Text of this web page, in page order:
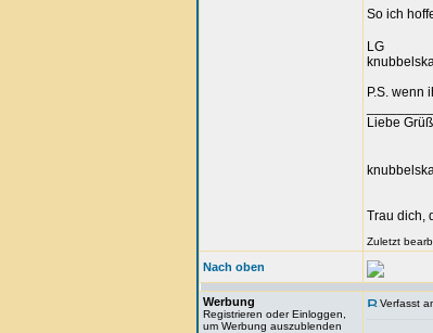
So ich
LG
P.S. wenn
Liebe
Trau dich,
Zuletzt
Nach oben
Werbung
Registrieren oder Einloggen,
um Werbung auszublenden
Verfasst